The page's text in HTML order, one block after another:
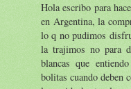
Hola escribo para
en Argentina, la
lo q no pudimos
la trajimos no para
blancas que
bolitas cuando deben